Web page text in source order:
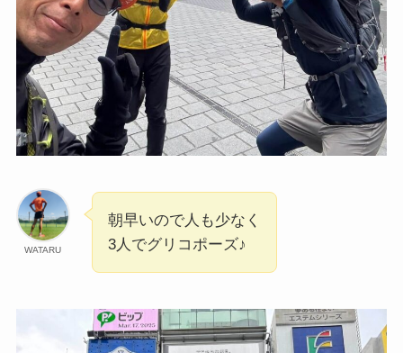
WATARU
朝早いので人も少なく
3人でグリコポーズ♪